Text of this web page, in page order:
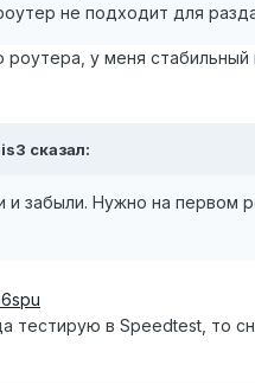
не подходит для
роутера, у меня
сказал:
забыли. Нужно на первом
тестирую в Speedtest, то